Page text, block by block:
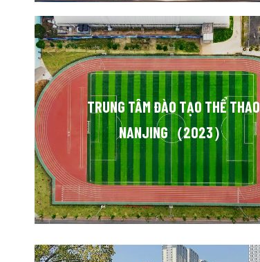
TRUNG TÂM ĐÀO TẠO THỂ THAO
NANJING（2023）